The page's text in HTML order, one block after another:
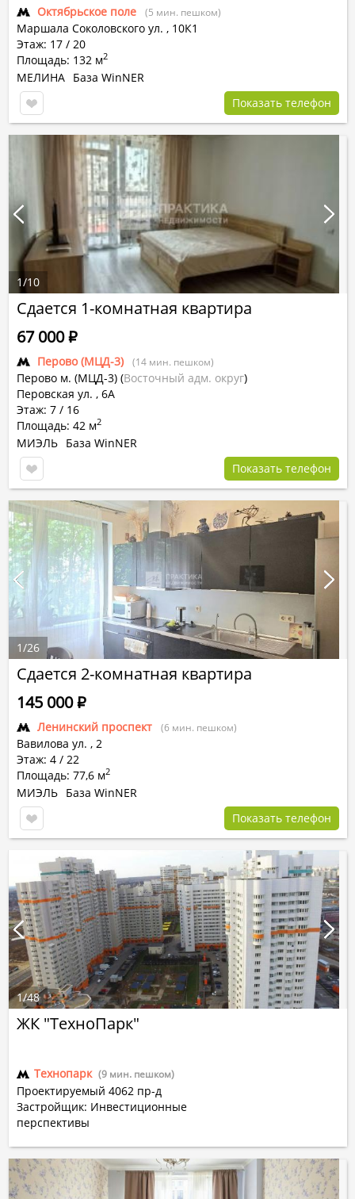
Октябрьское поле (5 мин. пешком)
Маршала Соколовского ул. , 10К1
Этаж: 17 / 20
Площадь: 132 м2
МЕЛИНА База WinNER
Показать телефон
Сдается 1-комнатная квартира
Перово (МЦД-3) (14 мин. пешком)
Перово м. (МЦД-3) (Восточный адм. округ)
Перовская ул. , 6А
Этаж: 7 / 16
Площадь: 42 м2
67 000Р
МИЭЛЬ База WinNER
Показать телефон
1/10
Сдается 2-комнатная квартира
Ленинский проспект (6 мин. пешком)
Вавилова ул. , 2
Этаж: 4 / 22
Площадь: 77,6 м2
145 000Р
МИЭЛЬ База WinNER
Показать телефон
1/26
ЖК "ТехноПарк"
Технопарк (9 мин. пешком)
Проектируемый 4062 пр-д
Застройщик: Инвестиционные
перспективы
1/48